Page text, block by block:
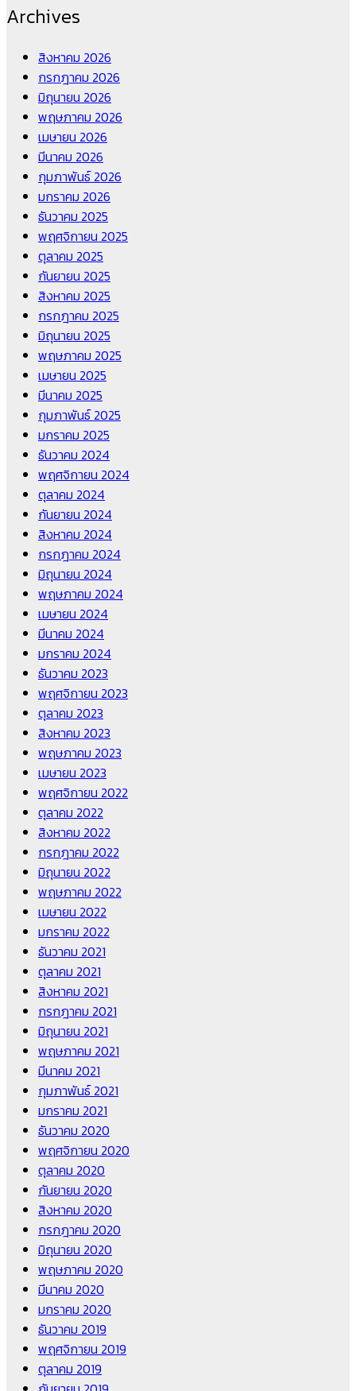
Archives
สิงหาคม 2026
กรกฎาคม 2026
มิถุนายน 2026
พฤษภาคม 2026
เมษายน 2026
มีนาคม 2026
กุมภาพันธ์ 2026
มกราคม 2026
ธันวาคม 2025
พฤศจิกายน 2025
ตุลาคม 2025
กันยายน 2025
สิงหาคม 2025
กรกฎาคม 2025
มิถุนายน 2025
พฤษภาคม 2025
เมษายน 2025
มีนาคม 2025
กุมภาพันธ์ 2025
มกราคม 2025
ธันวาคม 2024
พฤศจิกายน 2024
ตุลาคม 2024
กันยายน 2024
สิงหาคม 2024
กรกฎาคม 2024
มิถุนายน 2024
พฤษภาคม 2024
เมษายน 2024
มีนาคม 2024
มกราคม 2024
ธันวาคม 2023
พฤศจิกายน 2023
ตุลาคม 2023
สิงหาคม 2023
พฤษภาคม 2023
เมษายน 2023
พฤศจิกายน 2022
ตุลาคม 2022
สิงหาคม 2022
กรกฎาคม 2022
มิถุนายน 2022
พฤษภาคม 2022
เมษายน 2022
มกราคม 2022
ธันวาคม 2021
ตุลาคม 2021
สิงหาคม 2021
กรกฎาคม 2021
มิถุนายน 2021
พฤษภาคม 2021
มีนาคม 2021
กุมภาพันธ์ 2021
มกราคม 2021
ธันวาคม 2020
พฤศจิกายน 2020
ตุลาคม 2020
กันยายน 2020
สิงหาคม 2020
กรกฎาคม 2020
มิถุนายน 2020
พฤษภาคม 2020
มีนาคม 2020
มกราคม 2020
ธันวาคม 2019
พฤศจิกายน 2019
ตุลาคม 2019